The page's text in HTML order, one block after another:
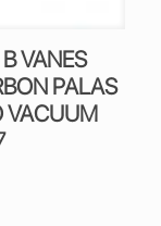
VANES
PALAS
VACUUM